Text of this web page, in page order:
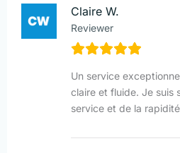
Claire W.
Reviewer
Un service
claire et fluide. Je suis
service et de la